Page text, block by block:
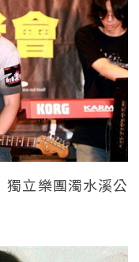
獨立樂團濁水溪公